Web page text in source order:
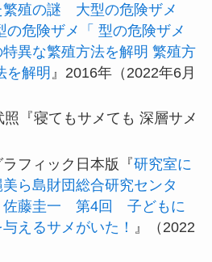
繁殖の謎 大型の危険ザメ
の危険ザメ「 型の危険ザメ
特異な繁殖方法を解明 繁殖方
を解明 』2016年（2022年6月
『寝てもサメても 深層サメ
フィック日本版『研究室に
ら島財団総合研究センタ
藤圭一 第4回 子どもに
えるサメがいた！
』（2022